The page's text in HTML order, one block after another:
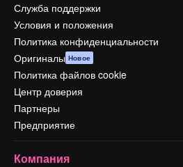
Служба поддержки
Условия и положения
Политика конфиденциальности
Оригиналы Новое
Политика файлов cookie
Центр доверия
Партнеры
Предприятие
Компания